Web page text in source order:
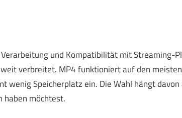
und Kompatibilität mit Streaming-
weit verbreitet. MP4 funktioniert auf den
Speicherplatz ein. Die Wahl hängt
haben möchtest.